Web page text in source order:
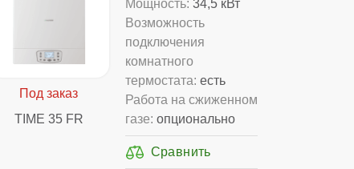
TIME 35 FR
Мощность: 34,5 кВт
Возможность
подключения
комнатного
термостата: есть
Работа на сжиженном
газе: опционально